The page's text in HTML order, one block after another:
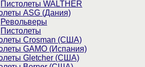
Пистолеты WALTHER
ASG (Дания)
Револьверы
Пистолеты
Crosman (США)
GAMO (Испания)
Gletcher (США)